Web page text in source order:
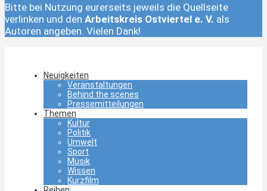
Bitte bei Nutzung eurerseits jeweils die Quellseite
verlinken und den Arbeitskreis Ostviertel e. V. als
Autoren angeben. Vielen Dank!
Neuigkeiten
Veranstaltungen
Behind the scenes
Pressemitteilungen
Themen
Kultur
Politik
Umwelt
Sport
Musik
Wissen
Kurzfilm